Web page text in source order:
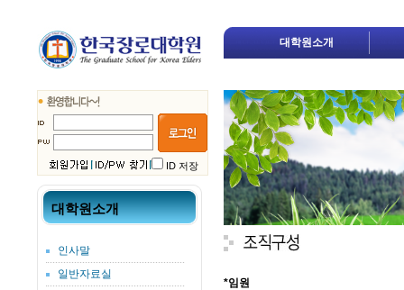
대학원소개
ID 저장
대학원소개
인사말
일반자료실
*임원